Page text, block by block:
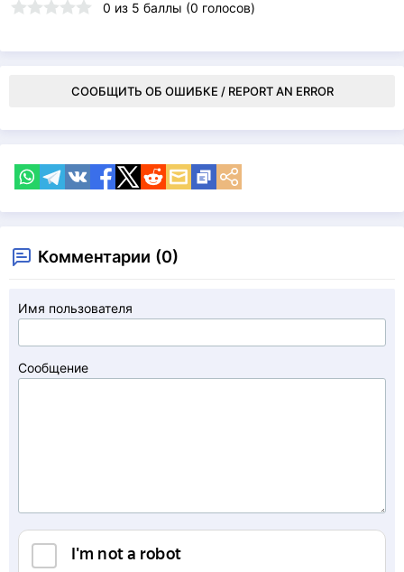
0 из 5 баллы (0 голосов)
СООБЩИТЬ ОБ ОШИБКЕ / REPORT AN ERROR
Комментарии (0)
Имя пользователя
Сообщение